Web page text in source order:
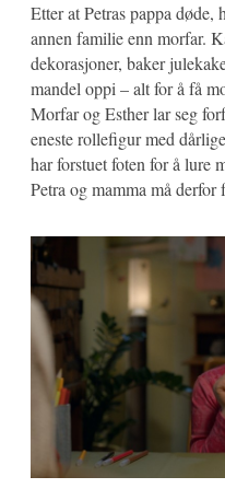
Etter at Petras pappa
annen familie enn morfar.
dekorasjoner, baker
mandel oppi – alt for å få
Morfar og Esther lar seg
eneste rollefigur med
har forstuet foten for å lure
Petra og mamma må derfor